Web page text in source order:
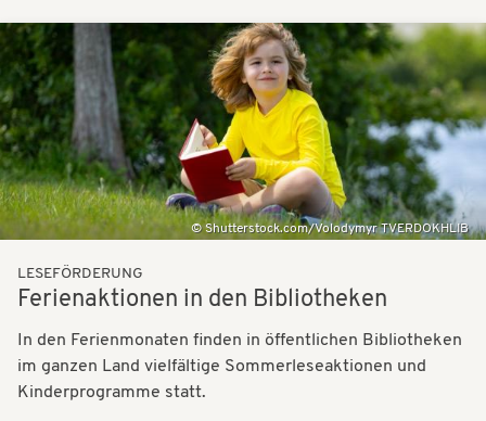
Bilder
Shutterstock.com/Volodymyr TVERDOKHLIB
LESEFÖRDERUNG
Ferienaktionen in den Bibliotheken
In den Ferienmonaten finden in öffentlichen Bibliotheken
im ganzen Land vielfältige Sommerleseaktionen und
Kinderprogramme statt.